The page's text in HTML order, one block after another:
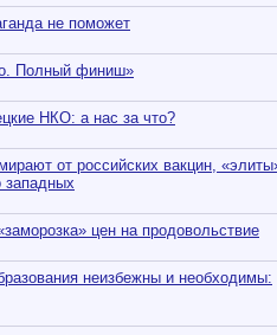
не поможет
Полный финиш»
НКО: а нас за что?
от российских вакцин,
западных
цен на продовольствие
неизбежны и необходимы: